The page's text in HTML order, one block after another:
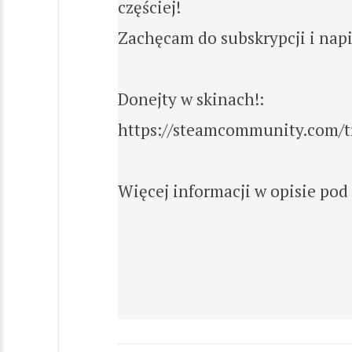
częściej!
Zachęcam do subskrypcji i
Donejty w skinach!:
https://steamcommunity.com/
Więcej informacji w opisie